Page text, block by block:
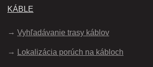
KÁBLE
Vyhľadávanie trasy káblov
Lokalizácia porúch na kábloch